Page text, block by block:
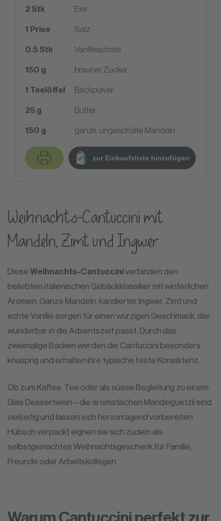
2 Stk Eier
1 Prise Salz
0.5 Stk Vanilleschote
150 g brauner Zucker
1 Teelöffel Backpulver
25 g Butter
150 g ganze, ungeschälte Mandeln
zur Einkaufsliste hinzufügen
Weihnachts-Cantuccini mit
Mandeln, Zimt und Ingwer
Diese Weihnachts-Cantuccini verbinden den
beliebten italienischen Gebäckklassiker mit winterlichen
Aromen. Ganze Mandeln, kandierter Ingwer, Zimt und
echte Vanille sorgen für einen würzigen Geschmack, der
wunderbar in die Adventszeit passt. Durch das
zweimalige Backen werden die Cantuccini besonders
knusprig und erhalten ihre typische feste Konsistenz.
Ob zum Kaffee, Tee oder als süsse Begleitung zu einem
Glas Dessertwein – die aromatischen Mandelguetzli sind
vielseitig und lassen sich hervorragend vorbereiten.
Hübsch verpackt eignen sie sich zudem als
selbstgemachtes Weihnachtsgeschenk für Familie,
Freunde oder Arbeitskollegen.